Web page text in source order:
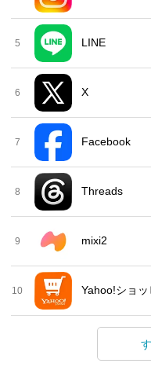
5 LINE
6 X
7 Facebook
8 Threads
9 mixi2
10 Yahoo!ショ